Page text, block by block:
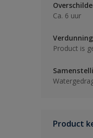
Ca. 6 uur
Verdunning
Product is
Product